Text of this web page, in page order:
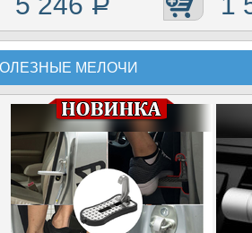
МЕЛОЧИ